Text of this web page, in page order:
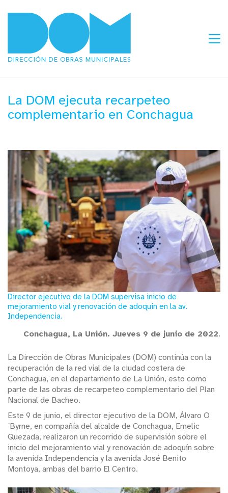
La DOM ejecuta recarpeteo
complementario en Conchagua
Director ejecutivo de la DOM supervisa inicio de
mejoramiento vial y renovación de adoquín en la av.
Independencia.
Conchagua, La Unión. Jueves 9 de junio de 2022.
La Dirección de Obras Municipales (DOM) continúa con la
recuperación de la red vial de la ciudad costera de
Conchagua, en el departamento de La Unión, esto como
parte de las obras de recarpeteo complementario del Plan
Nacional de Bacheo.
Este 9 de junio, el director ejecutivo de la DOM, Álvaro O
´Byrne, en compañía del alcalde de Conchagua, Emelic
Quezada, realizaron un recorrido de supervisión sobre el
inicio del mejoramiento vial y renovación de adoquín sobre
la avenida Independencia y la avenida José Benito
Montoya, ambas del barrio El Centro.